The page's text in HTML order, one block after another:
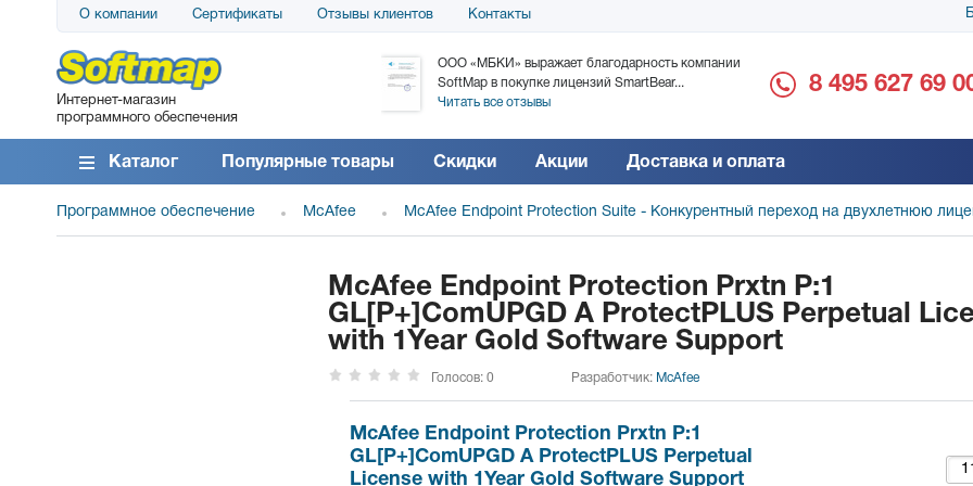
О компании Сертификаты Отзывы клиентов Контакты
Интернет-магазин
программного обеспечения
АО «АТС» благодарит компанию SoftMap за
поставку программного обеспечения SolarWinds
DameWare...
Читать все отзывы
ООО «МБКИ» выражает благодарность компании
SoftMap в покупке лицензий SmartBear...
Читать все отзывы
благодарность за
8 495 627 69
Каталог Популярные товары Скидки Акции Доставка и оплата
Программное обеспечение McAfee McAfee Endpoint Protection Suite - Конкурентный переход на двухлетнюю
McAfee Endpoint Protection Prxtn P:1
GL[P+]ComUPGD A ProtectPLUS Perpetual
with 1Year Gold Software Support
Голосов: 0 Разработчик: McAfee
McAfee Endpoint Protection Prxtn P:1
GL[P+]ComUPGD A ProtectPLUS Perpetual
License with 1Year Gold Software Support